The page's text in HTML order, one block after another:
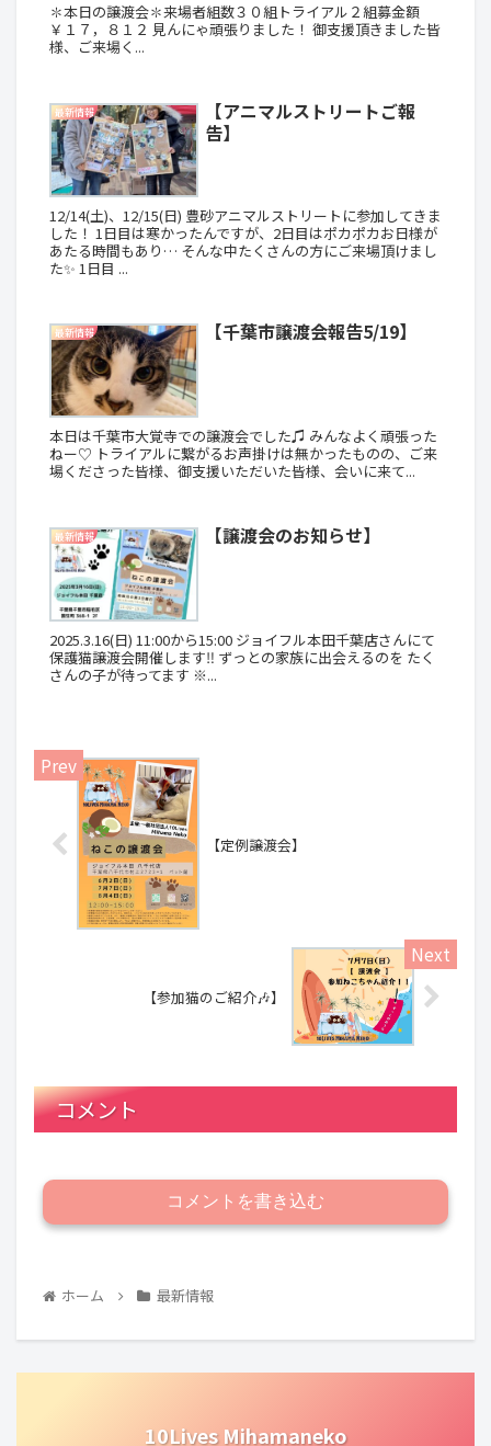
✽本日の譲渡会✽来場者組数３０組トライアル２組募金額
￥１７，８１２ 見んにゃ頑張りました！ 御支援頂きました皆
様、ご来場く...
最新情報
【アニマルストリートご報
告】
12/14(土)、12/15(日) 豊砂アニマルストリートに参加してきま
した！ 1日目は寒かったんですが、2日目はポカポカお日様が
あたる時間もあり… そんな中たくさんの方にご来場頂けまし
た✨ 1日目 ...
最新情報 【千葉市譲渡会報告5/19】
本日は千葉市大覚寺での譲渡会でした♫ みんなよく頑張った
ねー♡ トライアルに繋がるお声掛けは無かったものの、ご来
場くださった皆様、御支援いただいた皆様、会いに来て...
最新情報 【譲渡会のお知らせ】
2025.3.16(日) 11:00から15:00 ジョイフル本田千葉店さんにて
保護猫譲渡会開催します‼️ ずっとの家族に出会えるのを たく
さんの子が待ってます ※...
【定例譲渡会】
【参加猫のご紹介🎶】
コメント
コメントを書き込む
ホーム 最新情報
10Lives Mihamaneko